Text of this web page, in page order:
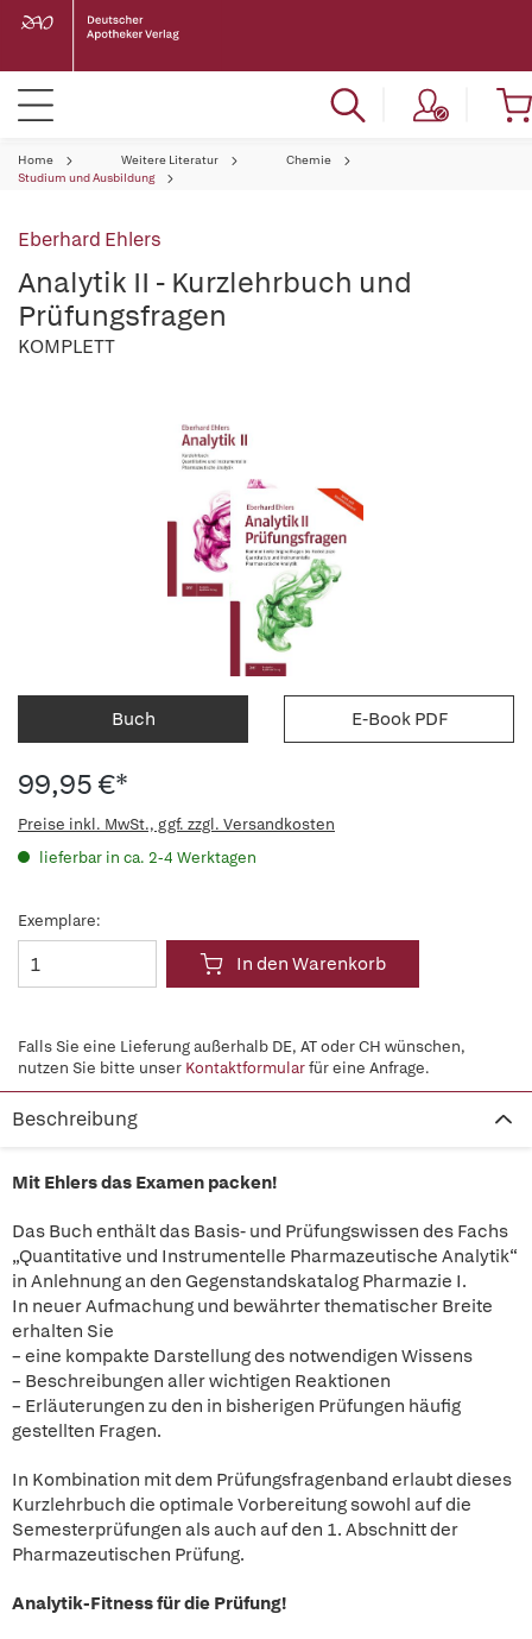
Home Weitere Literatur
Chemie
Studium und Ausbildung
Eberhard Ehlers
Analytik II - Kurzlehrbuch und
Prüfungsfragen
KOMPLETT
Buch E-Book PDF
99,95 €*
Preise inkl. MwSt., ggf. zzgl. Versandkosten
lieferbar in ca. 2-4 Werktagen
Exemplare:
In den Warenkorb
Falls Sie eine Lieferung außerhalb DE, AT oder CH wünschen,
nutzen Sie bitte unser Kontaktformularfür eine Anfrage.
Beschreibung
Mit Ehlers das Examen packen!
Das Buch enthält das Basis- und Prüfungswissen des Fachs
„Quantitative und Instrumentelle Pharmazeutische Analytik“
in Anlehnung an den Gegenstandskatalog Pharmazie I.
In neuer Aufmachung und bewährter thematischer Breite
erhalten Sie
– eine kompakte Darstellung des notwendigen Wissens
– Beschreibungen aller wichtigen Reaktionen
– Erläuterungen zu den in bisherigen Prüfungen häufig
gestellten Fragen.
In Kombination mit dem Prüfungsfragenband erlaubt dieses
Kurzlehrbuch die optimale Vorbereitung sowohl auf die
Semesterprüfungen als auch auf den 1. Abschnitt der
Pharmazeutischen Prüfung.
Analytik-Fitness für die Prüfung!